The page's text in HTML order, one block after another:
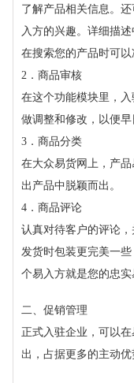
了解产品相关信息。
入方的兴趣。详细描
在搜索您的产品时可以
2．商品审核
在这个功能模块里，
做调整和修改，以便
3．商品分类
在大众易货网上，产
出产品中脱颖而出。
4．商品评论
认真对待客户的评论
发货时包装更完美一
个易入方就是您的忠实
二、促销管理
正式入驻企业，可以
出，占据更多的主动